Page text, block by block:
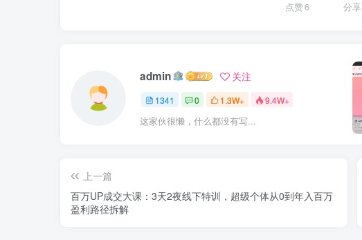
点赞6 分享
admin 关注
1341 0 1.3W+ 9.4W+
这家伙很懒，什么都没有写...
上一篇
百万UP成交大课：3天2夜线下特训，超级个体从0到年入百万
盈利路径拆解